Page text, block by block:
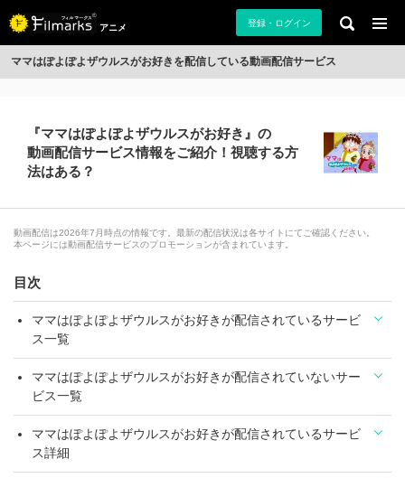
アニメ 登録・ログイン
ママはぽよぽよザウルスがお好きを配信している動画配信サービス
『ママはぽよぽよザウルスがお好き』の
動画配信サービス情報をご紹介！視聴する方
法はある？
動画配信は2026年7月時点の情報です。最新の配信状況は各サイトにてご確認ください。
本ページには動画配信サービスのプロモーションが含まれています。
目次
ママはぽよぽよザウルスがお好きが配信されているサービ
ス一覧
ママはぽよぽよザウルスがお好きが配信されていないサー
ビス一覧
ママはぽよぽよザウルスがお好きが配信されているサービ
ス詳細